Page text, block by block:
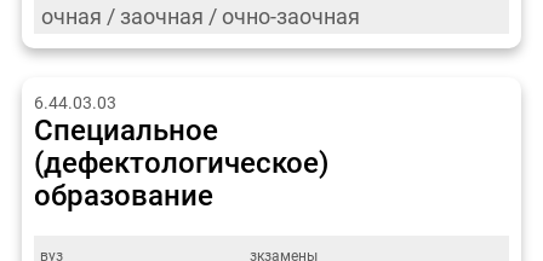
очная / заочная / очно-заочная
6.44.03.03
Специальное
(дефектологическое)
образование